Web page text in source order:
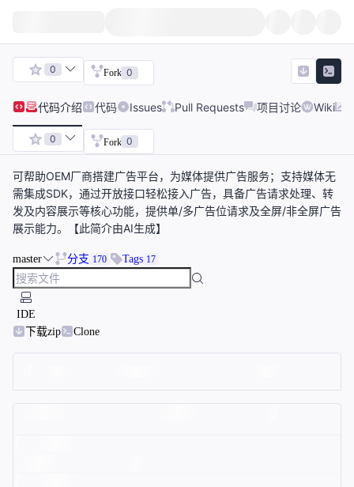
0 Fork 0
代码介绍 代码 Issues Pull Requests 项目讨论 Wiki
0 Fork 0
可帮助OEM厂商搭建广告平台，为媒体提供广告服务；支持媒体无
需集成SDK，通过开放接口轻松接入广告，具备广告请求处理、转
发及内容展示等核心功能，提供单/多广告位请求及全屏/非全屏广告
展示能力。【此简介由AI生成】
master 分支 170 Tags 17
IDE
下载zip
Clone